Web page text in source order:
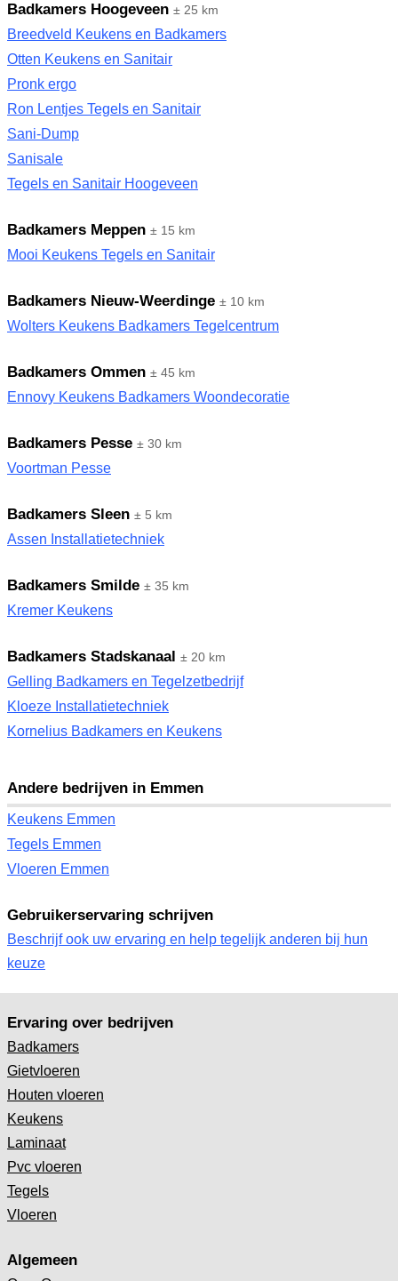
Badkamers Hoogeveen ± 25 km
Breedveld Keukens en Badkamers
Otten Keukens en Sanitair
Pronk ergo
Ron Lentjes Tegels en Sanitair
Sani-Dump
Sanisale
Tegels en Sanitair Hoogeveen
Badkamers Meppen ± 15 km
Mooi Keukens Tegels en Sanitair
Badkamers Nieuw-Weerdinge ± 10 km
Wolters Keukens Badkamers Tegelcentrum
Badkamers Ommen ± 45 km
Ennovy Keukens Badkamers Woondecoratie
Badkamers Pesse ± 30 km
Voortman Pesse
Badkamers Sleen ± 5 km
Assen Installatietechniek
Badkamers Smilde ± 35 km
Kremer Keukens
Badkamers Stadskanaal ± 20 km
Gelling Badkamers en Tegelzetbedrijf
Kloeze Installatietechniek
Kornelius Badkamers en Keukens
Andere bedrijven in Emmen
Keukens Emmen
Tegels Emmen
Vloeren Emmen
Gebruikerservaring schrijven
Beschrijf ook uw ervaring en help tegelijk anderen bij hun
keuze
Ervaring over bedrijven
Badkamers
Gietvloeren
Houten vloeren
Keukens
Laminaat
Pvc vloeren
Tegels
Vloeren
Algemeen